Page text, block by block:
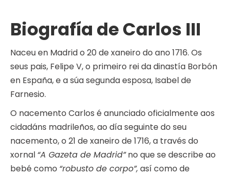
Biografía de Carlos III
Naceu en Madrid o 20 de xaneiro do ano 1716. Os
seus pais, Felipe V, o primeiro rei da dinastía Borbón
en España, e a súa segunda esposa, Isabel de
Farnesio.
O nacemento Carlos é anunciado oficialmente aos
cidadáns madrileños, ao día seguinte do seu
nacemento, o 21 de xaneiro de 1716, a través do
xornal “A Gazeta de Madrid”no que se describe ao
bebé como “robusto de corpo”, así como de